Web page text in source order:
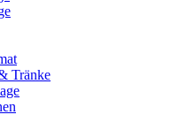
Tränke